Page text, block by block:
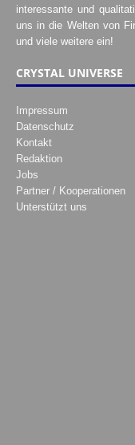
interessante und
uns in die Welten von
und viele weitere ein!
CRYSTAL UNIVERSE
Impressum
Datenschutz
Kontakt
Redaktion
Jobs
Partner / Kooperationen
Unterstützt uns